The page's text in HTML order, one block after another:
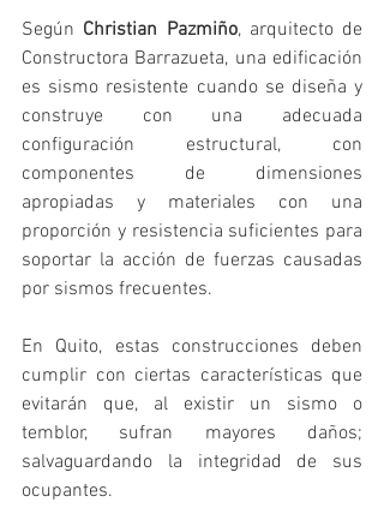
Según Christian Pazmiño, arquitecto de
Constructora Barrazueta, una edificación
es sismo resistente cuando se diseña y
construye con una adecuada
configuración estructural, con
componentes de dimensiones
apropiadas y materiales con una
proporción y resistencia suficientes para
soportar la acción de fuerzas causadas
por sismos frecuentes.
En Quito, estas construcciones deben
cumplir con ciertas características que
evitarán que, al existir un sismo o
temblor, sufran mayores daños;
salvaguardando la integridad de sus
ocupantes.